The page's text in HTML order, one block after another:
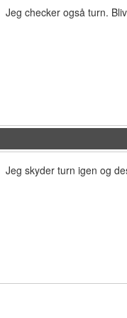
Jeg checker også turn.
Jeg skyder turn igen og